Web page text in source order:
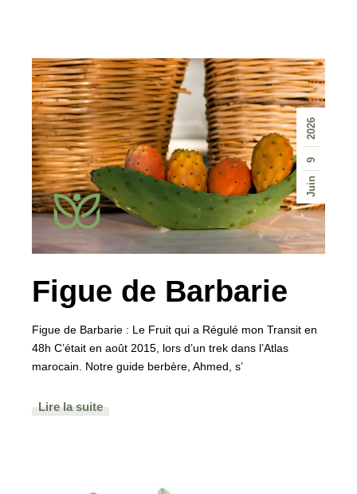
Juin
9
2026
Figue de Barbarie
Figue de Barbarie : Le Fruit qui a Régulé mon Transit en
48h C’était en août 2015, lors d’un trek dans l’Atlas
marocain. Notre guide berbère, Ahmed, s’
Lire la suite